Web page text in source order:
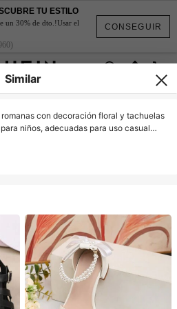
CONSEGUIR
TU ESTILO
un 30% de dto.!Usar el
Similar
con decoración floral y tachuelas
niños, adecuadas para uso casual